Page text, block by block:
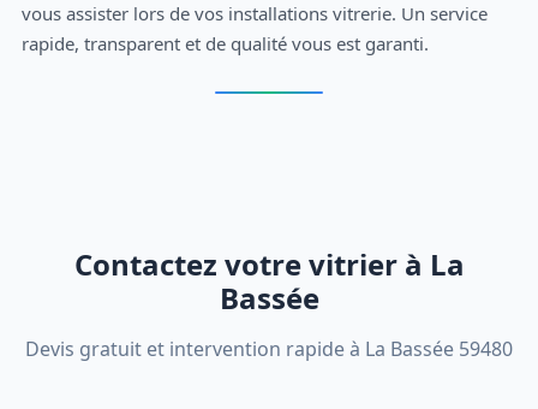
vous assister lors de vos installations vitrerie. Un service
rapide, transparent et de qualité vous est garanti.
Contactez votre vitrier à La
Bassée
Devis gratuit et intervention rapide à La Bassée 59480